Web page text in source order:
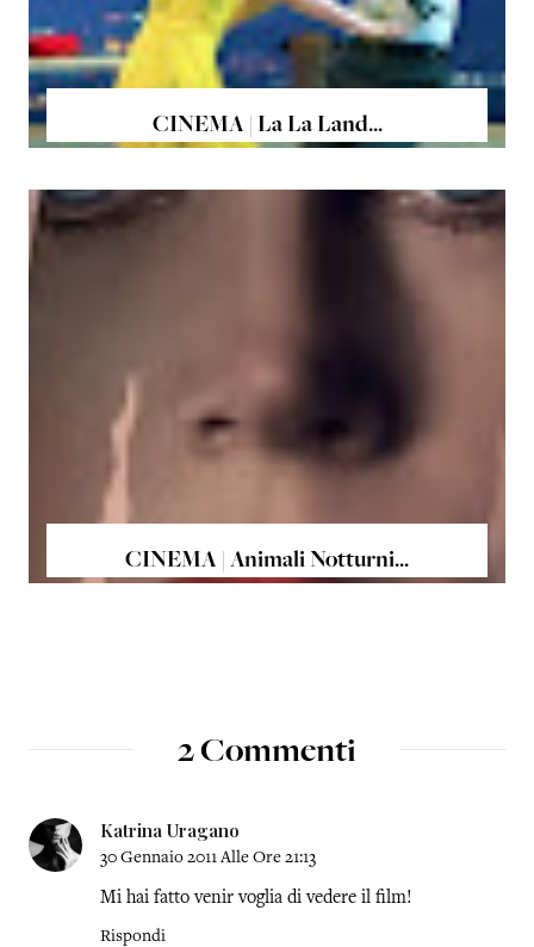
CINEMA | La La Land...
CINEMA | Animali Notturni...
2 Commenti
Katrina Uragano
30 Gennaio 2011 Alle Ore 21:13
Mi hai fatto venir voglia di vedere il film!
Rispondi